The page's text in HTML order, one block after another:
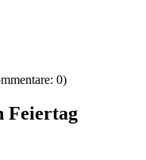
0)
Feiertag